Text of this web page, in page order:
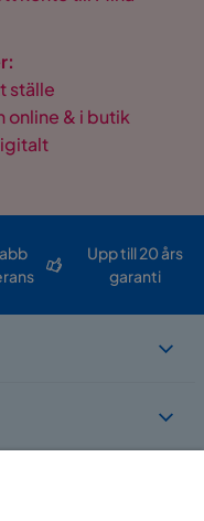
ställe
online & i butik
Upp till 20 års
garanti